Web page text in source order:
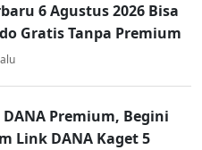
6 Agustus 2026 Bisa
Gratis Tanpa Premium
DANA Premium, Begini
Link DANA Kaget 5